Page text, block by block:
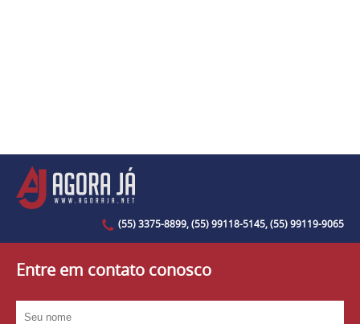
(55) 3375-8899, (55) 99118-5145, (55) 99119-9065
Entre em contato conosco